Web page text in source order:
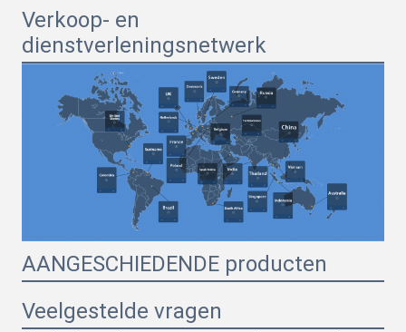
Verkoop- en
dienstverleningsnetwerk
AANGESCHIEDENDE producten
Veelgestelde vragen